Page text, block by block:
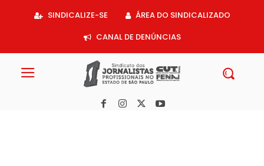
SINDICALIZE-SE
ÁREA DO SINDICALIZADO
CANAL DE DENÚNCIAS